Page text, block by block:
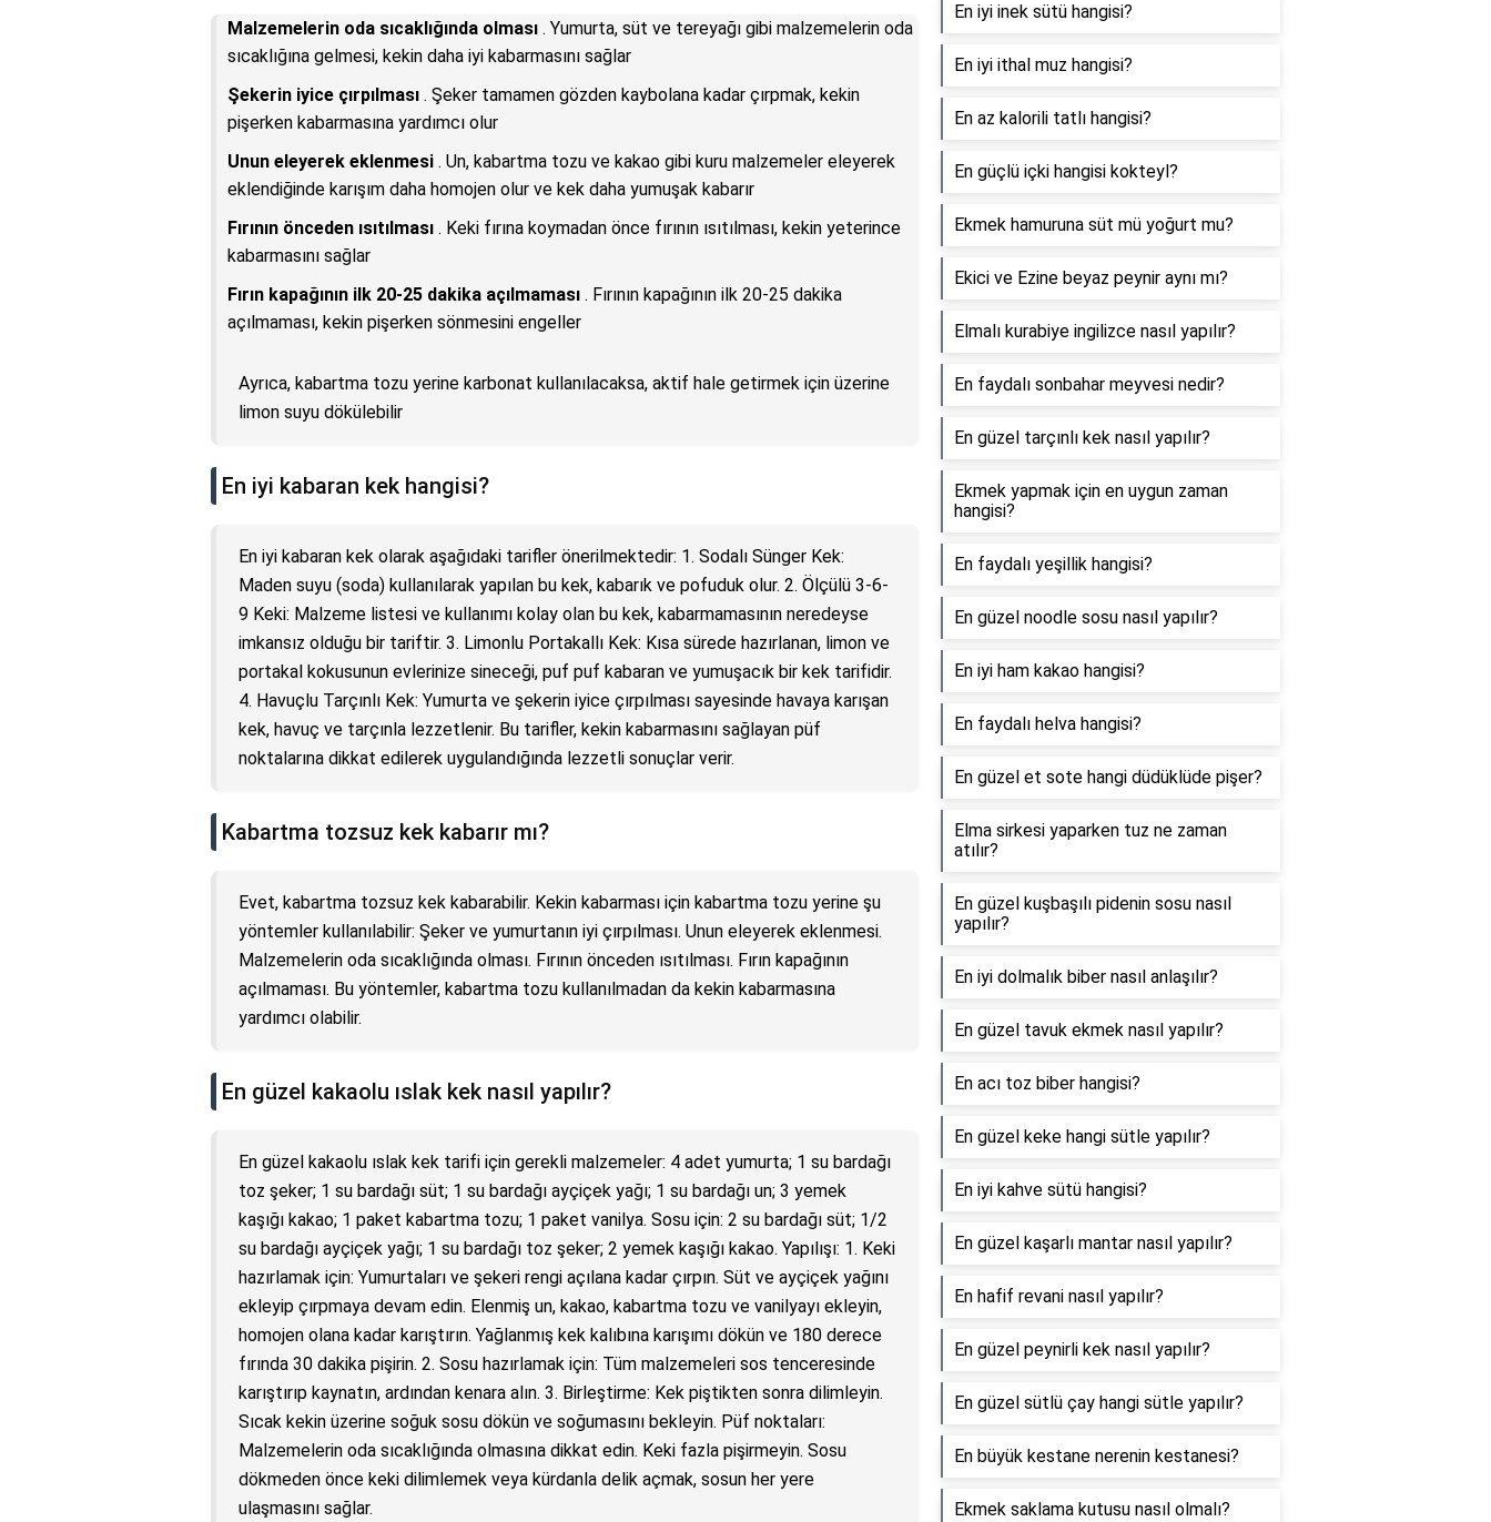
Malzemelerin oda sıcaklığında olması . Yumurta, süt ve tereyağı gibi malzemelerin oda
sıcaklığına gelmesi, kekin daha iyi kabarmasını sağlar
Şekerin iyice çırpılması . Şeker tamamen gözden kaybolana kadar çırpmak, kekin
pişerken kabarmasına yardımcı olur
Unun eleyerek eklenmesi . Un, kabartma tozu ve kakao gibi kuru malzemeler eleyerek
eklendiğinde karışım daha homojen olur ve kek daha yumuşak kabarır
Fırının önceden ısıtılması . Keki fırına koymadan önce fırının ısıtılması, kekin yeterince
kabarmasını sağlar
Fırın kapağının ilk 20-25 dakika açılmaması . Fırının kapağının ilk 20-25 dakika
açılmaması, kekin pişerken sönmesini engeller
Ayrıca, kabartma tozu yerine karbonat kullanılacaksa, aktif hale getirmek için üzerine
limon suyu dökülebilir
En iyi kabaran kek hangisi?
En iyi kabaran kek olarak aşağıdaki tarifler önerilmektedir: 1. Sodalı Sünger Kek:
Maden suyu (soda) kullanılarak yapılan bu kek, kabarık ve pofuduk olur. 2. Ölçülü 3-6-
9 Keki: Malzeme listesi ve kullanımı kolay olan bu kek, kabarmamasının neredeyse
imkansız olduğu bir tariftir. 3. Limonlu Portakallı Kek: Kısa sürede hazırlanan, limon ve
portakal kokusunun evlerinize sineceği, puf puf kabaran ve yumuşacık bir kek tarifidir.
4. Havuçlu Tarçınlı Kek: Yumurta ve şekerin iyice çırpılması sayesinde havaya karışan
kek, havuç ve tarçınla lezzetlenir. Bu tarifler, kekin kabarmasını sağlayan püf
noktalarına dikkat edilerek uygulandığında lezzetli sonuçlar verir.
Kabartma tozsuz kek kabarır mı?
Evet, kabartma tozsuz kek kabarabilir. Kekin kabarması için kabartma tozu yerine şu
yöntemler kullanılabilir: Şeker ve yumurtanın iyi çırpılması. Unun eleyerek eklenmesi.
Malzemelerin oda sıcaklığında olması. Fırının önceden ısıtılması. Fırın kapağının
açılmaması. Bu yöntemler, kabartma tozu kullanılmadan da kekin kabarmasına
yardımcı olabilir.
En güzel kakaolu ıslak kek nasıl yapılır?
En güzel kakaolu ıslak kek tarifi için gerekli malzemeler: 4 adet yumurta; 1 su bardağı
toz şeker; 1 su bardağı süt; 1 su bardağı ayçiçek yağı; 1 su bardağı un; 3 yemek
kaşığı kakao; 1 paket kabartma tozu; 1 paket vanilya. Sosu için: 2 su bardağı süt; 1/2
su bardağı ayçiçek yağı; 1 su bardağı toz şeker; 2 yemek kaşığı kakao. Yapılışı: 1. Keki
hazırlamak için: Yumurtaları ve şekeri rengi açılana kadar çırpın. Süt ve ayçiçek yağını
ekleyip çırpmaya devam edin. Elenmiş un, kakao, kabartma tozu ve vanilyayı ekleyin,
homojen olana kadar karıştırın. Yağlanmış kek kalıbına karışımı dökün ve 180 derece
fırında 30 dakika pişirin. 2. Sosu hazırlamak için: Tüm malzemeleri sos tenceresinde
karıştırıp kaynatın, ardından kenara alın. 3. Birleştirme: Kek piştikten sonra dilimleyin.
Sıcak kekin üzerine soğuk sosu dökün ve soğumasını bekleyin. Püf noktaları:
Malzemelerin oda sıcaklığında olmasına dikkat edin. Keki fazla pişirmeyin. Sosu
dökmeden önce keki dilimlemek veya kürdanla delik açmak, sosun her yere
ulaşmasını sağlar.
En iyi inek sütü hangisi?
En iyi ithal muz hangisi?
En az kalorili tatlı hangisi?
En güçlü içki hangisi kokteyl?
Ekmek hamuruna süt mü yoğurt mu?
Ekici ve Ezine beyaz peynir aynı mı?
Elmalı kurabiye ingilizce nasıl yapılır?
En faydalı sonbahar meyvesi nedir?
En güzel tarçınlı kek nasıl yapılır?
Ekmek yapmak için en uygun zaman
hangisi?
En faydalı yeşillik hangisi?
En güzel noodle sosu nasıl yapılır?
En iyi ham kakao hangisi?
En faydalı helva hangisi?
En güzel et sote hangi düdüklüde pişer?
Elma sirkesi yaparken tuz ne zaman
atılır?
En güzel kuşbaşılı pidenin sosu nasıl
yapılır?
En iyi dolmalık biber nasıl anlaşılır?
En güzel tavuk ekmek nasıl yapılır?
En acı toz biber hangisi?
En güzel keke hangi sütle yapılır?
En iyi kahve sütü hangisi?
En güzel kaşarlı mantar nasıl yapılır?
En hafif revani nasıl yapılır?
En güzel peynirli kek nasıl yapılır?
En güzel sütlü çay hangi sütle yapılır?
En büyük kestane nerenin kestanesi?
Ekmek saklama kutusu nasıl olmalı?